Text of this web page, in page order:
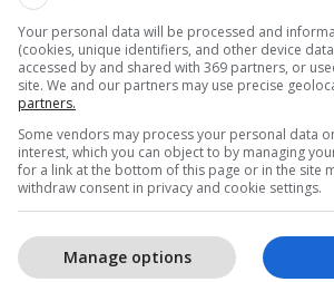
memorieje për qendrat
SK Group.
thanë se marrëveshja, e cila
të memories janë përpjekur të
që furnizimi të mbajë
zgjeruar në robotikë,
IA.
partneri më i madh i memories i
Your personal data will be processed and
(cookies, unique identifiers, and other device
accessed by and shared with 369 partners, or
site. We and our partners may use precise
partners.
Some vendors may process your personal data
interest, which you can object to by managing
for a link at the bottom of this page or in the site
withdraw consent in privacy and cookie settings.
Manage options